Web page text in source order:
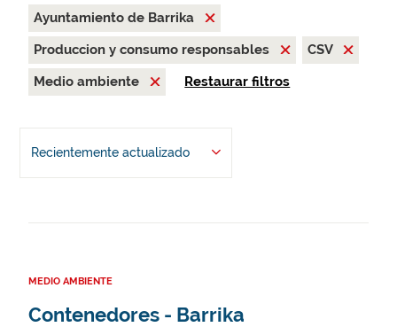
Ayuntamiento de Barrika
Produccion y consumo responsables
CSV
Medio ambiente
Restaurar filtros
Recientemente actualizado
MEDIO AMBIENTE
Contenedores - Barrika